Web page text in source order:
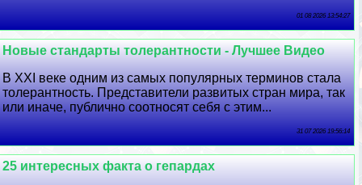
01 08 2026 13:54:27
Новые стандарты толерантности - Лучшее Видео
В XXI веке одним из самых популярных терминов стала
толерантность. Представители развитых стран мира, так
или иначе, публично соотносят себя с этим...
31 07 2026 19:56:14
25 интересных факта о гепардах